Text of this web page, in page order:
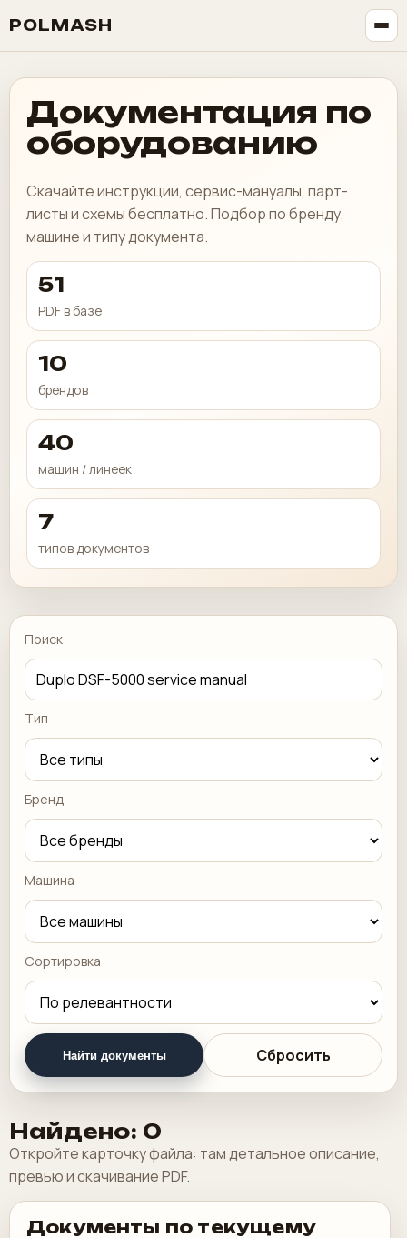
POLMASH
Документация по
оборудованию
Скачайте инструкции, сервис-мануалы, парт-
листы и схемы бесплатно. Подбор по бренду,
машине и типу документа.
51
PDF в базе
10
брендов
40
машин / линеек
7
типов документов
Поиск
Тип
Бренд
Машина
Сортировка
Найти документы Сбросить
Найдено: 0
Откройте карточку файла: там детальное описание,
превью и скачивание PDF.
Документы по текущему